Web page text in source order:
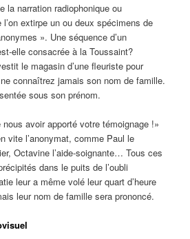
la narration radiophonique ou
extirpe un ou deux spécimens de
». Une séquence d’un
elle consacrée à la Toussaint?
le magasin d’une fleuriste pour
connaîtrez jamais son nom de famille.
sous son prénom.
avoir apporté votre témoignage !»
vite l’anonymat, comme Paul le
Octavine l’aide-soignante… Tous ces
dans le puits de l’oubli
leur a même volé leur quart d’heure
leur nom de famille sera prononcé.